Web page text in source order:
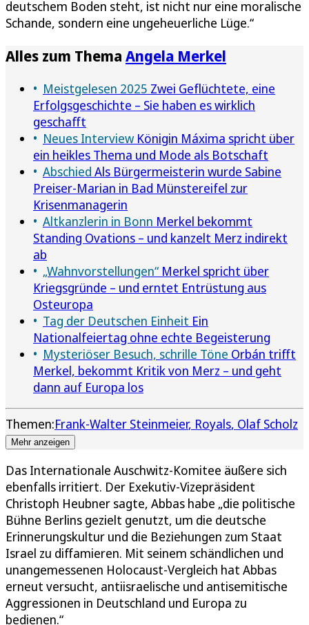
deutschem Boden steht, ist nicht nur eine moralische
Schande, sondern eine ungeheuerliche Lüge.“
Alles zum Thema Angela Merkel
Meistgelesen 2025 Zwei Geflüchtete, eine
Erfolgsgeschichte – Sie haben es wirklich
geschafft
Neues Interview Königin Máxima spricht über
ein heikles Thema und Mode als Botschaft
Abschied Als Bürgermeisterin wurde Sabine
Preiser-Marian in Bad Münstereifel zur
Krisenmanagerin
Altkanzlerin in Bonn Merkel bekommt
Standing Ovations – und kanzelt Merz indirekt
ab
„Wahnvorstellungen“ Merkel spricht über
Kriegsgründe – und erntet Entrüstung aus
Osteuropa
Tag der Deutschen Einheit Ein
Nationalfeiertag ohne echte Begeisterung
Mysteriöser Besuch, schrille Töne Orbán trifft
Merkel, bekommt Kritik von Merz – und geht
dann auf Europa los
Themen:Frank-Walter Steinmeier Royals Olaf Scholz
Mehr anzeigen
Das Internationale Auschwitz-Komitee äußere sich
ebenfalls irritiert. Der Exekutiv-Vizepräsident
Christoph Heubner sagte, Abbas habe „die politische
Bühne Berlins gezielt genutzt, um die deutsche
Erinnerungskultur und die Beziehungen zum Staat
Israel zu diffamieren. Mit seinem schändlichen und
unangemessenen Holocaust-Vergleich hat Abbas
erneut versucht, antiisraelische und antisemitische
Aggressionen in Deutschland und Europa zu
bedienen.“